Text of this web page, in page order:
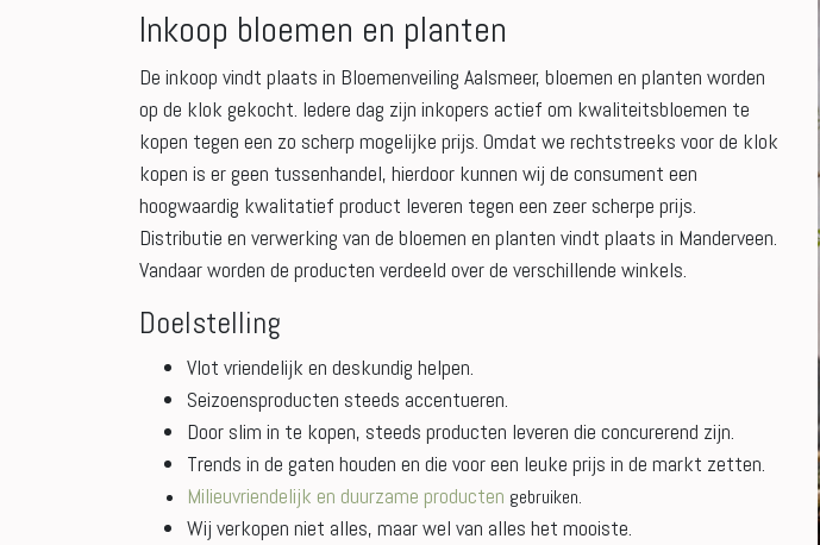
Inkoop bloemen en planten
De inkoop vindt plaats in Bloemenveiling Aalsmeer, bloemen en planten worden
op de klok gekocht. Iedere dag zijn inkopers actief om kwaliteitsbloemen te
kopen tegen een zo scherp mogelijke prijs. Omdat we rechtstreeks voor de klok
kopen is er geen tussenhandel, hierdoor kunnen wij de consument een
hoogwaardig kwalitatief product leveren tegen een zeer scherpe prijs.
Distributie en verwerking van de bloemen en planten vindt plaats in Manderveen.
Vandaar worden de producten verdeeld over de verschillende winkels.
Doelstelling
Vlot vriendelijk en deskundig helpen.
Seizoensproducten steeds accentueren.
Door slim in te kopen, steeds producten leveren die concurerend zijn.
Trends in de gaten houden en die voor een leuke prijs in de markt zetten.
Milieuvriendelijk en duurzame producten gebruiken.
Wij verkopen niet alles, maar wel van alles het mooiste.